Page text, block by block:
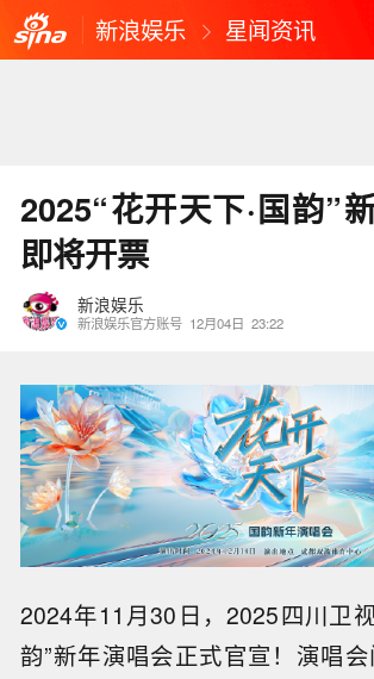
新浪娱乐 星闻资讯
2025“花开天下·国韵”
即将开票
新浪娱乐
新浪娱乐官方账号 12月04日 23:22
2024年11月30日，2025四川卫
韵”新年演唱会正式官宣！演唱